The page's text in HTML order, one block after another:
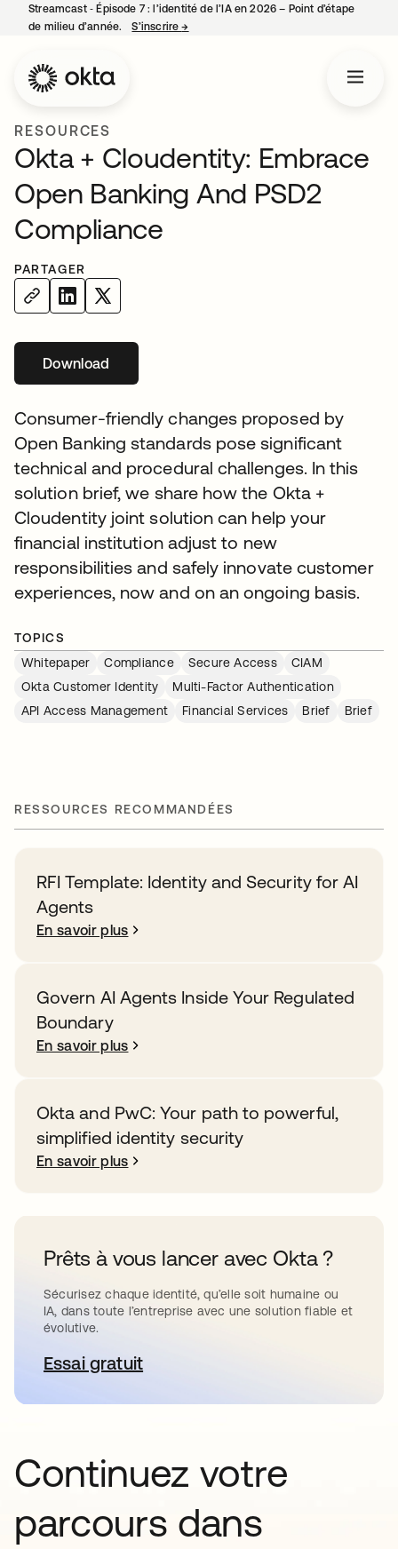
Streamcast ‑ Épisode 7 : l’identité de l’IA en 2026 – Point d’étape
de milieu d’année.
S’inscrire→
RESOURCES
Okta + Cloudentity: Embrace
Open Banking And PSD2
Compliance
PARTAGER
Downloads’ouvre dans un nouvel onglet
Consumer-friendly changes proposed by
Open Banking standards pose significant
technical and procedural challenges. In this
solution brief, we share how the Okta +
Cloudentity joint solution can help your
financial institution adjust to new
responsibilities and safely innovate customer
experiences, now and on an ongoing basis.
TOPICS
Whitepaper
Compliance Secure Access
CIAM
Okta Customer Identity
Multi-Factor Authentication
API Access Management
Financial Services Brief Brief
RESSOURCES RECOMMANDÉES
RFI Template: Identity and Security for AI
Agents
En savoir plus
Govern AI Agents Inside Your Regulated
Boundary
En savoir plus
Okta and PwC: Your path to powerful,
simplified identity security
En savoir plus
Prêts à vous lancer avec Okta ?
Sécurisez chaque identité, qu’elle soit humaine ou
IA, dans toute l’entreprise avec une solution fiable et
évolutive.
Essai gratuits’ouvre dans un nouvel onglet
Continuez votre
parcours dans